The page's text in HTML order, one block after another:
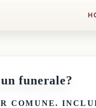
funerale?
COMUNE.